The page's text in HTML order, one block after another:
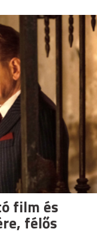
film és
félős